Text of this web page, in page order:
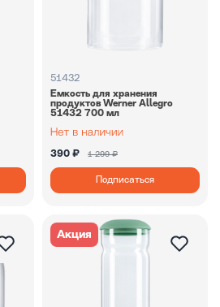
51432
Емкость для хранения
продуктов Werner Allegro
51432 700 мл
390 ₽ 1 299 ₽
Подписаться
Акция